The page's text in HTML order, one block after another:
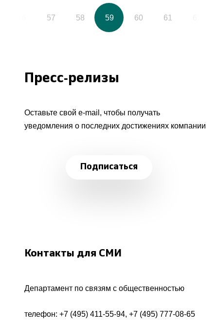
57 58 59 60 61
Пресс-релизы
Оставьте свой e-mail, чтобы получать
уведомления о последних достижениях компании
Подписаться
Контакты для СМИ
Департамент по связям с общественностью
телефон: +7 (495) 411-55-94, +7 (495) 777-08-65